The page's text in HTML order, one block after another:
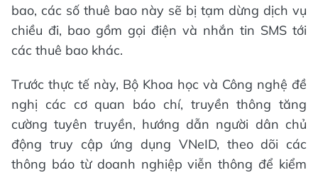
bao, các số thuê bao này sẽ bị tạm dừng dịch vụ
chiều đi, bao gồm gọi điện và nhắn tin SMS tới
các thuê bao khác.
Trước thực tế này, Bộ Khoa học và Công nghệ đề
nghị các cơ quan báo chí, truyền thông tăng
cường tuyên truyền, hướng dẫn người dân chủ
động truy cập ứng dụng VNeID, theo dõi các
thông báo từ doanh nghiệp viễn thông để kiểm